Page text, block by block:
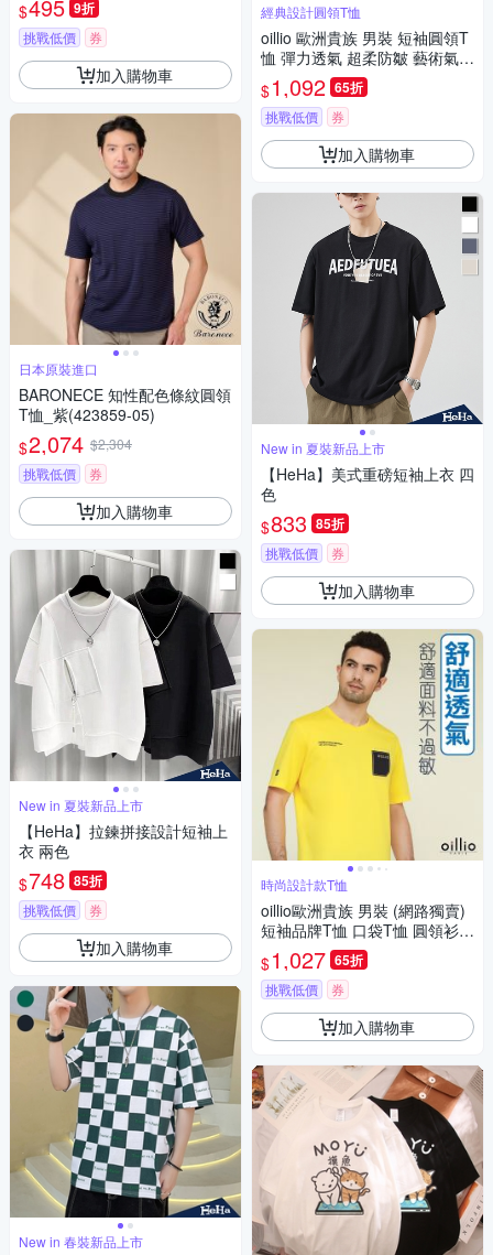
$495 9折
挑戰低價 券
加入購物車
日本原裝進口
BARONECE 知性配色條紋圓領
T恤_紫(423859-05)
$2,074 $2,304
挑戰低價
券
加入購物車
New in 夏裝新品上市
【HeHa】拉鍊拼接設計短袖上
衣 兩色
$748 85折
挑戰低價 券
加入購物車
New in 春裝新品上市
經典設計圓領T恤
oillio 歐洲貴族 男裝 短袖圓領T
恤 彈力透氣 超柔防皺 藝術氣息
涼感衫 黑色 法國品牌
$1,092 65折
挑戰低價 券
加入購物車
New in 夏裝新品上市
【HeHa】美式重磅短袖上衣 四
色
$833 85折
挑戰低價 券
加入購物車
時尚設計款T恤
oillio歐洲貴族 男裝 (網路獨賣)
短袖品牌T恤 口袋T恤 圓領衫
透氣排汗 彈力 黃色 法國品牌
$1,027 65折
挑戰低價 券
加入購物車